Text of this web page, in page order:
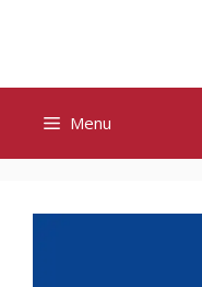
conteúdo
Menu